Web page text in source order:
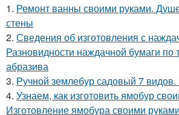
1. Ремонт ванны своими руками.
стены
2. Сведения об изготовления с
Разновидности наждачной бумаги по
абразива
3. Ручной землебур садовый 7 видов.
4. Узнаем, как изготовить ямобур
Изготовление ямобура своими